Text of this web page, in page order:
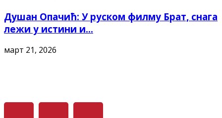
Душан Опачић: У руском филму Брат, снага
лежи у истини и...
март 21, 2026